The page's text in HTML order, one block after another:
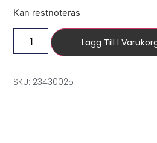
Kan restnoteras
Lägg Till I
SKU: 23430025